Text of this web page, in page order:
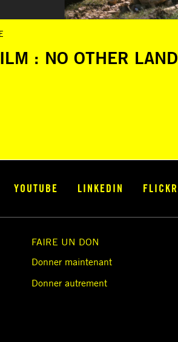
: NO OTHER LAND
YOUTUBE LINKEDIN FLICKR
FAIRE UN DON
Donner maintenant
Donner autrement